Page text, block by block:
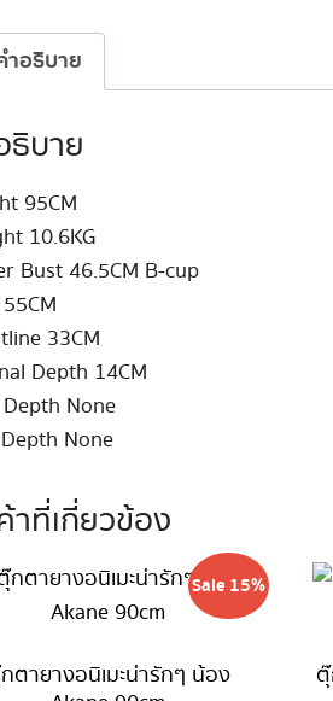
ำอธิบาย
ธิบาย
95CM
10.6KG
Bust 46.5CM B-cup
33CM
Depth 14CM
None
None
าที่เกี่ยวข้อง
Sale 15%
ตายางอนิเมะน่ารักๆ น้อง